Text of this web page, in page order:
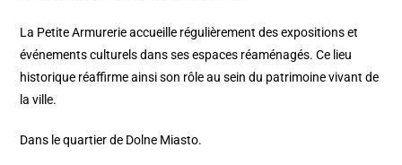
La Petite Armurerie accueille régulièrement des expositions et
événements culturels dans ses espaces réaménagés. Ce lieu
historique réaffirme ainsi son rôle au sein du patrimoine vivant de
la ville.
Dans le quartier de Dolne Miasto.